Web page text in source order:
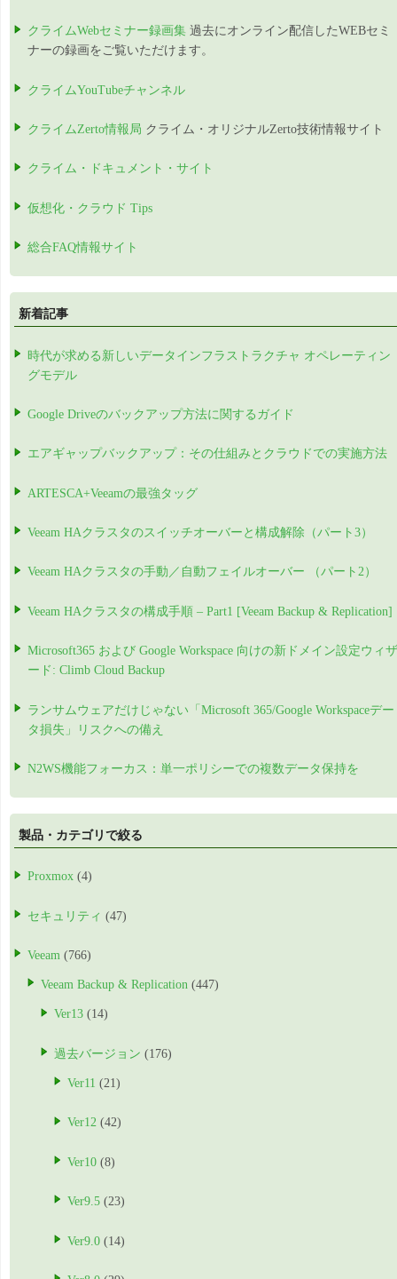
クライムWebセミナー録画集 過去にオンライン配信したWEBセミ
ナーの録画をご覧いただけます。
クライムYouTubeチャンネル
クライムZerto情報局 クライム・オリジナルZerto技術情報サイト
クライム・ドキュメント・サイト
仮想化・クラウド Tips
総合FAQ情報サイト
新着記事
時代が求める新しいデータインフラストラクチャ オペレーティン
グモデル
Google Driveのバックアップ方法に関するガイド
エアギャップバックアップ：その仕組みとクラウドでの実施方法
ARTESCA+Veeamの最強タッグ
Veeam HAクラスタのスイッチオーバーと構成解除（パート3）
Veeam HAクラスタの手動／自動フェイルオーバー （パート2）
Veeam HAクラスタの構成手順 – Part1 [Veeam Backup & Replication]
Microsoft365 および Google Workspace 向けの新ドメイン設定ウィザ
ード: Climb Cloud Backup
ランサムウェアだけじゃない「Microsoft 365/Google Workspaceデー
タ損失」リスクへの備え
N2WS機能フォーカス：単一ポリシーでの複数データ保持を
製品・カテゴリで絞る
Proxmox (4)
セキュリティ (47)
Veeam (766)
Veeam Backup & Replication (447)
Ver13 (14)
過去バージョン (176)
Ver11 (21)
Ver12 (42)
Ver10 (8)
Ver9.5 (23)
Ver9.0 (14)